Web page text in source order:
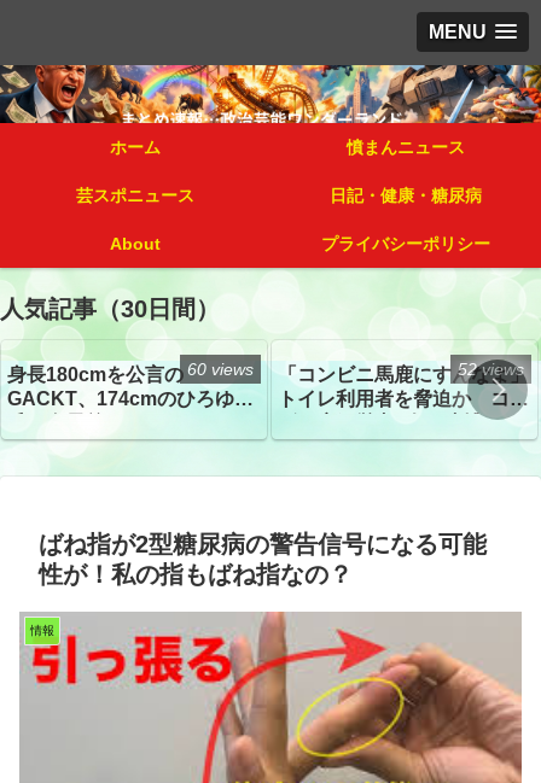
MENU
ホーム 憤まんニュース
芸スポニュース 日記・健康・糖尿病
About プライバシーポリシー
人気記事（30日間）
身長180cmを公言の
GACKT、174cmのひろゆき
トざわつき イベントでの写
真が話題
60 views
「コンビニ馬鹿にすんなよ」
トイレ利用者を脅迫か コン
52 views
ばね指が2型糖尿病の警告信号になる可能
性が！私の指もばね指なの？
情報